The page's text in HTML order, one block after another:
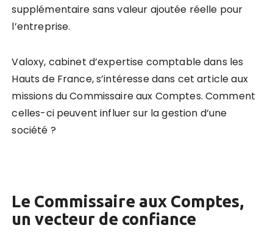
supplémentaire sans valeur ajoutée réelle pour
l’entreprise.
Valoxy, cabinet d’expertise comptable dans les
Hauts de France, s’intéresse dans cet article aux
missions du Commissaire aux Comptes. Comment
celles-ci peuvent influer sur la gestion d’une
société ?
Le Commissaire aux Comptes,
un vecteur de confiance